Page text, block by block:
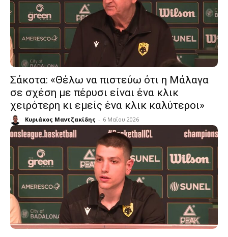
Σάκοτα: «Θέλω να πιστεύω ότι η Μάλαγα
σε σχέση με πέρυσι είναι ένα κλικ
χειρότερη κι εμείς ένα κλικ καλύτεροι»
Κυριάκος Μαντζακίδης - 6 Μαΐου 2026